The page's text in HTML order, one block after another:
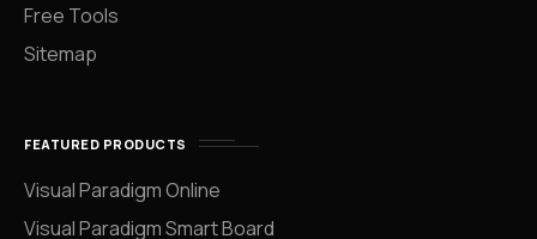
Free Tools
Sitemap
FEATURED PRODUCTS
Visual Paradigm Online
Visual Paradigm Smart Board